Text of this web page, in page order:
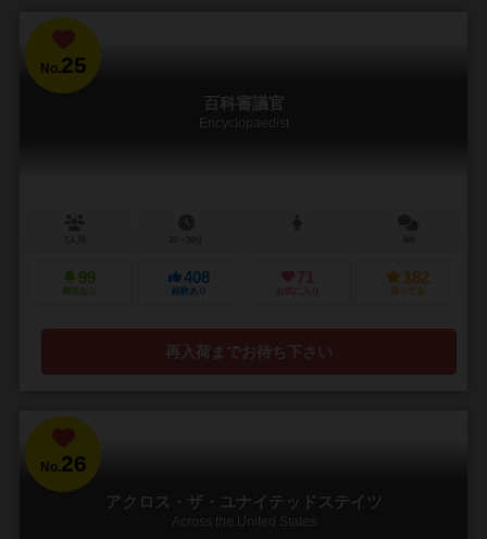
No.25
百科審議官
Encyclopaedist
99
興味あり
408
経験あり
71
お気に入り
182
持ってる
再入荷までお待ち下さい
No.26
アクロス・ザ・ユナイテッドステイツ
Across the United States